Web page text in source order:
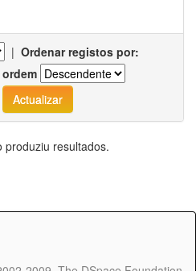
| Ordenar registos por:
ordem
produziu resultados.